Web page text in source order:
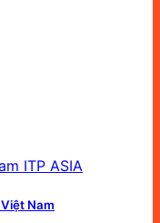
Nam